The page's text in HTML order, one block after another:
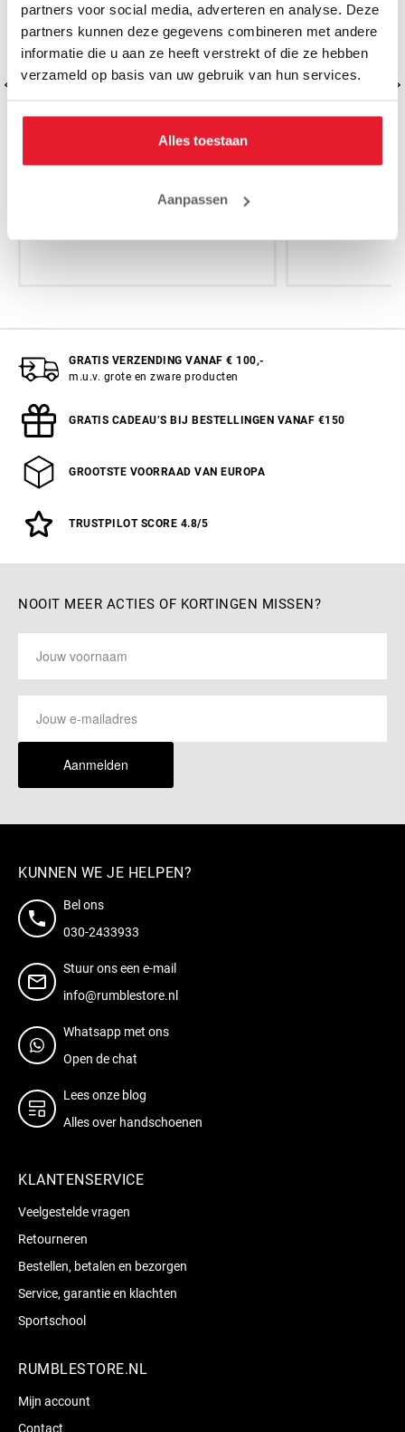
partners voor social media, adverteren en analyse. Deze
partners kunnen deze gegevens combineren met andere
informatie die u aan ze heeft verstrekt of die ze hebben
verzameld op basis van uw gebruik van hun services.
Alles toestaan
Aanpassen
Cold Instant Pack
GRATIS VERZENDING VANAF € 100,-
m.u.v. grote en zware producten
GRATIS CADEAU’S BIJ BESTELLINGEN VANAF €150
GROOTSTE VOORRAAD VAN EUROPA
TRUSTPILOT SCORE 4.8/5
NOOIT MEER ACTIES OF KORTINGEN MISSEN?
Aanmelden
KUNNEN WE JE HELPEN?
Bel ons
030-2433933
Stuur ons een e-mail
info@rumblestore.nl
Whatsapp met ons
Open de chat
Lees onze blog
Alles over handschoenen
KLANTENSERVICE
Veelgestelde vragen
Retourneren
Bestellen, betalen en bezorgen
Service, garantie en klachten
Sportschool
RUMBLESTORE.NL
Mijn account
Contact